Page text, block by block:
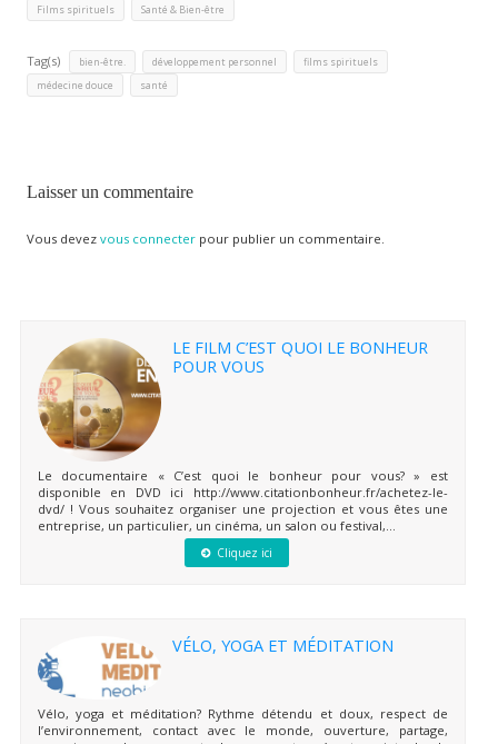
Films spirituels Santé & Bien-être
Tag(s) bien-être. développement personnel films spirituels
médecine douce santé
Laisser un commentaire
Vous devez vous connecterpour publier un commentaire.
LE FILM C’EST QUOI LE BONHEUR
POUR VOUS
Le documentaire « C’est quoi le bonheur pour vous? » est
disponible en DVD ici http://www.citationbonheur.fr/achetez-le-
dvd/ ! Vous souhaitez organiser une projection et vous êtes une
entreprise, un particulier, un cinéma, un salon ou festival,...
Cliquez ici
VÉLO, YOGA ET MÉDITATION
Vélo, yoga et méditation? Rythme détendu et doux, respect de
l’environnement, contact avec le monde, ouverture, partage,